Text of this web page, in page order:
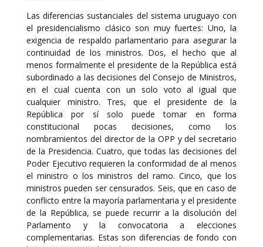
Las diferencias sustanciales del sistema uruguayo con
el presidencialismo clásico son muy fuertes: Uno, la
exigencia de respaldo parlamentario para asegurar la
continuidad de los ministros. Dos, el hecho que al
menos formalmente el presidente de la República está
subordinado a las decisiones del Consejo de Ministros,
en el cual cuenta con un solo voto al igual que
cualquier ministro. Tres, que el presidente de la
República por sí solo puede tomar en forma
constitucional pocas decisiones, como los
nombramientos del director de la OPP y del secretario
de la Presidencia. Cuatro, que todas las decisiones del
Poder Ejecutivo requieren la conformidad de al menos
el ministro o los ministros del ramo. Cinco, que los
ministros pueden ser censurados. Seis, que en caso de
conflicto entre la mayoría parlamentaria y el presidente
de la República, se puede recurrir a la disolución del
Parlamento y la convocatoria a elecciones
complementarias. Estas son diferencias de fondo con